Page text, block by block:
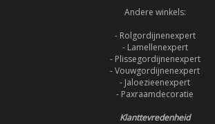
Andere winkels:
- Rolgordijnenexpert
- Lamellenexpert
- Plissegordijnenexpert
- Vouwgordijnenexpert
- Jaloezieenexpert
- Paxraamdecoratie
Klanttevredenheid